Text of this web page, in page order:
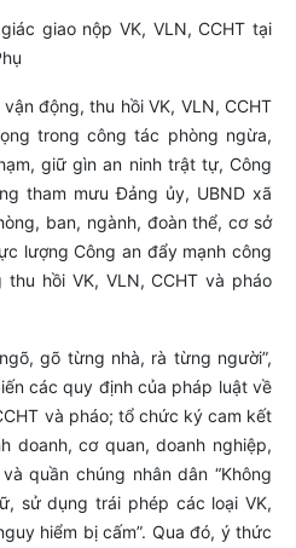
giao nộp VK, VLN, CCHT tại
động, thu hồi VK, VLN, CCHT
trong công tác phòng ngừa,
giữ gìn an ninh trật tự, Công
tham mưu Đảng ủy, UBND xã
ban, ngành, đoàn thể, cơ sở
lượng Công an đẩy mạnh công
hồi VK, VLN, CCHT và pháo
gõ từng nhà, rà từng người”,
các quy định của pháp luật về
và pháo; tổ chức ký cam kết
doanh, cơ quan, doanh nghiệp,
quần chúng nhân dân “Không
sử dụng trái phép các loại VK,
hiểm bị cấm”. Qua đó, ý thức